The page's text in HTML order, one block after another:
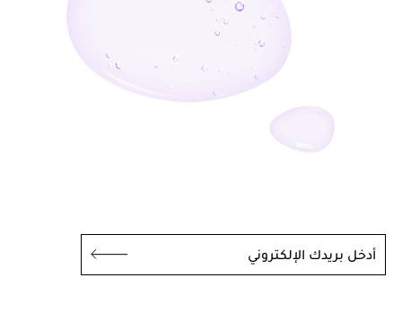
أدخل بريدك الإلكتروني